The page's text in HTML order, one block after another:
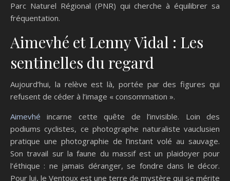
Parc Naturel Régional (PNR) qui cherche à équilibrer sa
fréquentation.
Aimevhé et Lenny Vidal : Les
sentinelles du regard
Aujourd’hui, la relève est là, portée par des figures qui
refusent de céder à l’image « consommation ».
Aimevhé incarne cette quête de l’invisible. Loin des
podiums cyclistes, ce photographe naturaliste vauclusien
pratique une photographie de l’instant volé au sauvage.
Son travail sur la faune du massif est un plaidoyer pour
l’éthique : ne jamais déranger, se fondre dans le décor.
Pour lui, le Ventoux est une terre de mystère qui se mérite